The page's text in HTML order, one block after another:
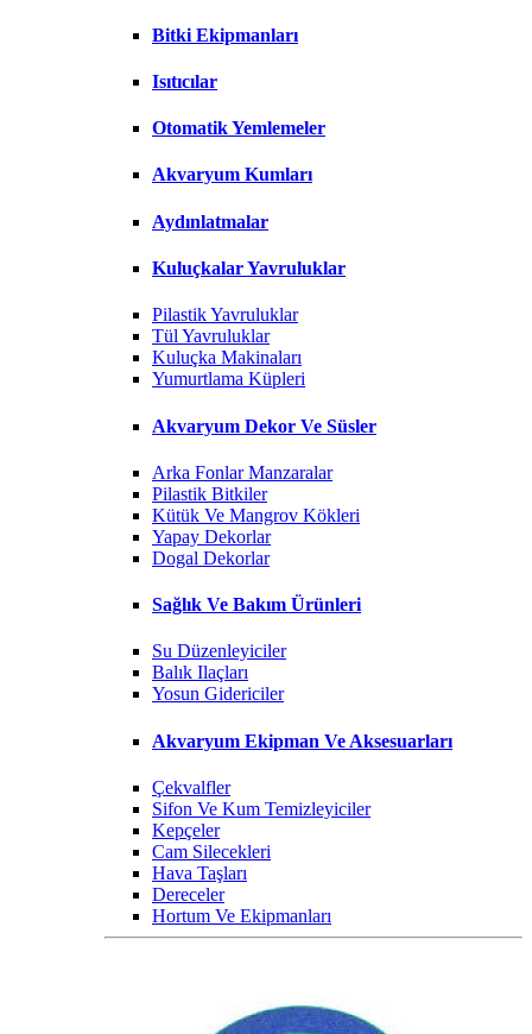
Bitki Ekipmanları
Isıtıcılar
Otomatik Yemlemeler
Akvaryum Kumları
Aydınlatmalar
Kuluçkalar Yavruluklar
Pilastik Yavruluklar
Tül Yavruluklar
Kuluçka Makinaları
Yumurtlama Küpleri
Akvaryum Dekor Ve Süsler
Arka Fonlar Manzaralar
Pilastik Bitkiler
Kütük Ve Mangrov Kökleri
Yapay Dekorlar
Dogal Dekorlar
Sağlık Ve Bakım Ürünleri
Su Düzenleyiciler
Balık Ilaçları
Yosun Gidericiler
Akvaryum Ekipman Ve Aksesuarları
Çekvalfler
Sifon Ve Kum Temizleyiciler
Kepçeler
Cam Silecekleri
Hava Taşları
Dereceler
Hortum Ve Ekipmanları